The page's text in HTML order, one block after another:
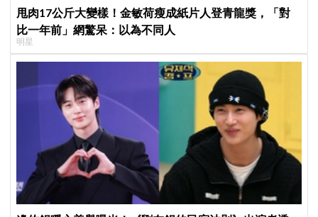
甩肉17公斤大變樣！金敏荷瘦成紙片人登青龍獎，「對
比一年前」網驚呆：以為不同人
明星